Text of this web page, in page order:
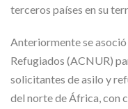
terceros países en su
Anteriormente se
Refugiados (ACNUR)
solicitantes de asilo y
del norte de África, con